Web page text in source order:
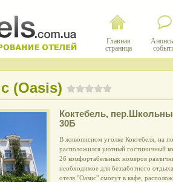
Главная
страница
(Oasis)
Коктебель,
30Б
В живописном уголке Коктебеля, на
расположился уютный гостиничный
26 комфортабельных номеров
необходимое для беззаботного
отеля "Оазис" смогут в кафе,